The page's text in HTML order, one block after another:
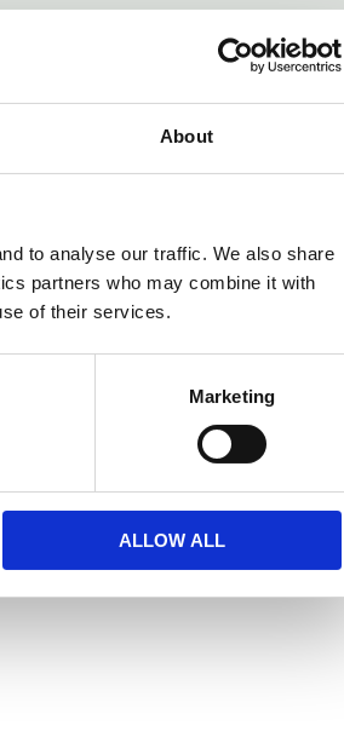
About
to analyse our traffic. We also share
partners who may combine it with
of their services.
Marketing
ALLOW ALL